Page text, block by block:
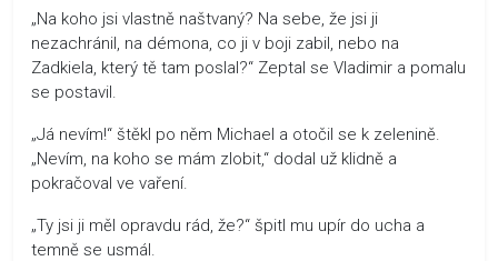
„Na koho jsi vlastně naštvaný? Na sebe, že jsi ji
nezachránil, na démona, co ji v boji zabil, nebo na
Zadkiela, který tě tam poslal?“ Zeptal se Vladimir a pomalu
se postavil.
„Já nevím!“ štěkl po něm Michael a otočil se k zelenině.
„Nevím, na koho se mám zlobit,“ dodal už klidně a
pokračoval ve vaření.
„Ty jsi ji měl opravdu rád, že?“ špitl mu upír do ucha a
temně se usmál.